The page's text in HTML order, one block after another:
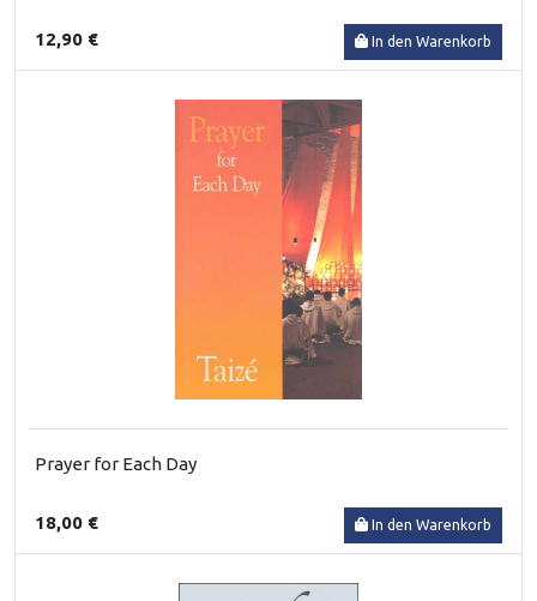
12,90 € In den Warenkorb
Prayer for Each Day
18,00 € In den Warenkorb